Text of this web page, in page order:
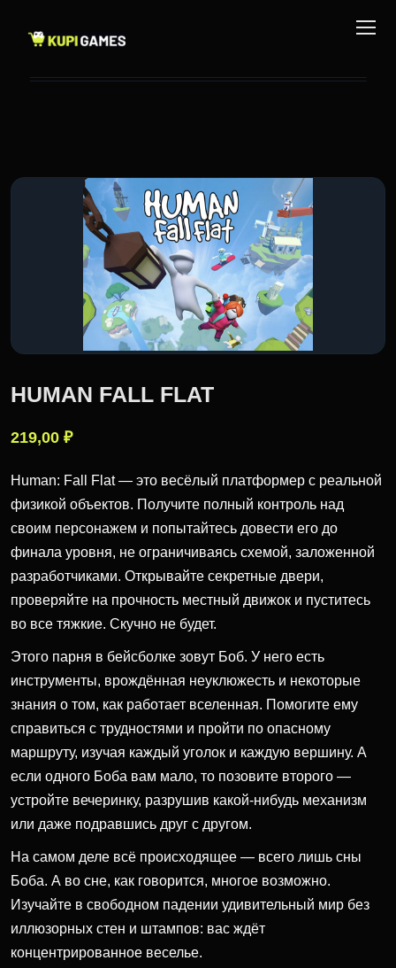
HUMAN FALL FLAT
219,00 ₽
Human: Fall Flat — это весёлый платформер с реальной
физикой объектов. Получите полный контроль над
своим персонажем и попытайтесь довести его до
финала уровня, не ограничиваясь схемой, заложенной
разработчиками. Открывайте секретные двери,
проверяйте на прочность местный движок и пуститесь
во все тяжкие. Скучно не будет.
Этого парня в бейсболке зовут Боб. У него есть
инструменты, врождённая неуклюжесть и некоторые
знания о том, как работает вселенная. Помогите ему
справиться с трудностями и пройти по опасному
маршруту, изучая каждый уголок и каждую вершину. А
если одного Боба вам мало, то позовите второго —
устройте вечеринку, разрушив какой-нибудь механизм
или даже подравшись друг с другом.
На самом деле всё происходящее — всего лишь сны
Боба. А во сне, как говорится, многое возможно.
Изучайте в свободном падении удивительный мир без
иллюзорных стен и штампов: вас ждёт
концентрированное веселье.